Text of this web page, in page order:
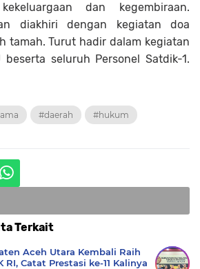
dan kegembiraan.
diakhiri dengan kegiatan doa
tamah. Turut hadir dalam kegiatan
seluruh Personel Satdik-1.
#daerah #hukum
Terkait
Aceh Utara Kembali Raih
RI, Catat Prestasi ke-11 Kalinya